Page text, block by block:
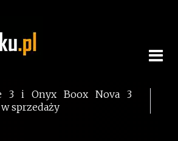
3 i Onyx Boox Nova 3
sprzedaży